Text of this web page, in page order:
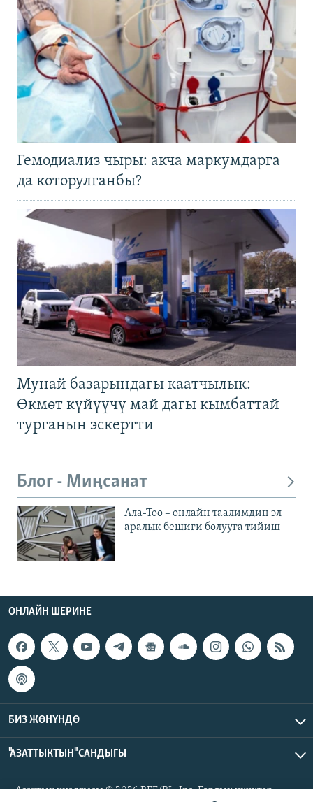
Гемодиализ чыры: акча маркумдарга
да которулганбы?
Мунай базарындагы каатчылык:
Өкмөт күйүүчү май дагы кымбаттай
турганын эскертти
Блог - Миңсанат
Ала-Тоо – онлайн таалимдин эл
аралык бешиги болууга тийиш
ОНЛАЙН ШЕРИНЕ
БИЗ ЖӨНҮНДӨ
"АЗАТТЫКТЫН" САНДЫГЫ
Азаттык үналгысы © 2026 RFE/RL, Inc. Бардык укуктар